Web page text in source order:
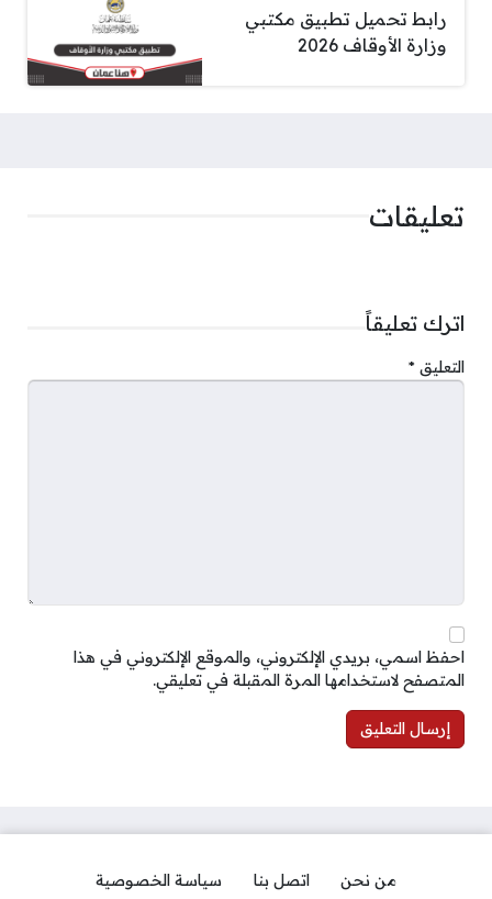
رابط تحميل تطبيق مكتبي
وزارة الأوقاف 2026
تعليقات
اترك تعليقاً
التعليق *
احفظ اسمي، بريدي الإلكتروني، والموقع الإلكتروني في هذا
المتصفح لاستخدامها المرة المقبلة في تعليقي.
من نحن اتصل بنا سياسة الخصوصية